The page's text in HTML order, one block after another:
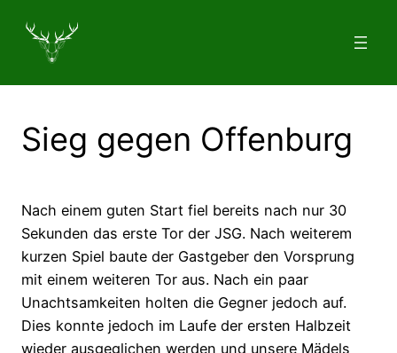
Inhalt
springen
Sieg gegen Offenburg
Nach einem guten Start fiel bereits nach nur 30
Sekunden das erste Tor der JSG. Nach weiterem
kurzen Spiel baute der Gastgeber den Vorsprung
mit einem weiteren Tor aus. Nach ein paar
Unachtsamkeiten holten die Gegner jedoch auf.
Dies konnte jedoch im Laufe der ersten Halbzeit
wieder ausgeglichen werden und unsere Mädels